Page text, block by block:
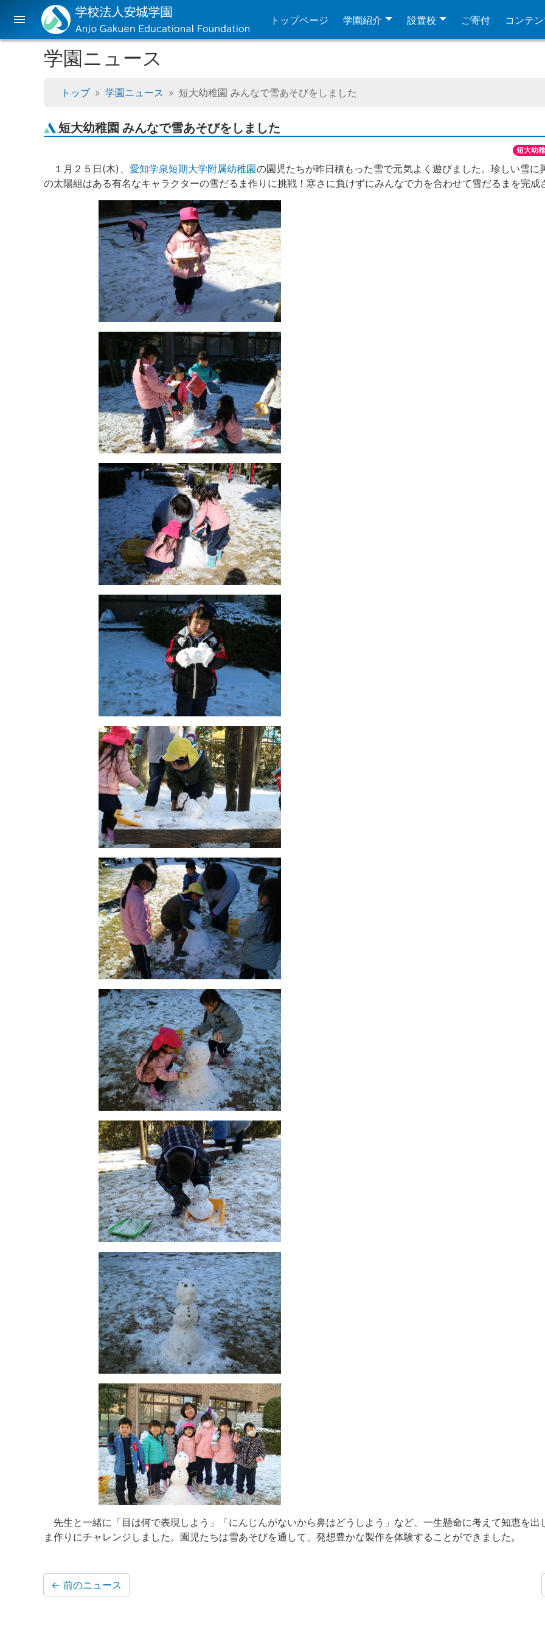
menu トップページ 学園紹介 設置校 ご寄付 コンテ
学園ニュース
トップ 学園ニュース 短大幼稚園 みんなで雪あそびをしました
短大幼稚園 みんなで雪あそびをしました
短大幼
１月２５日(木)、 愛知学泉短期大学附属幼稚園の園児たちが昨日積もった雪で元気よく遊びました。珍しい雪に
の太陽組はある有名なキャラクターの雪だるま作りに挑戦！寒さに負けずにみんなで力を合わせて雪だるまを完成
先生と一緒に「目は何で表現しよう」「にんじんがないから鼻はどうしよう」など、一生懸命に考えて知恵を出
ま作りにチャレンジしました。園児たちは雪あそびを通して、発想豊かな製作を体験することができました。
← 前のニュース